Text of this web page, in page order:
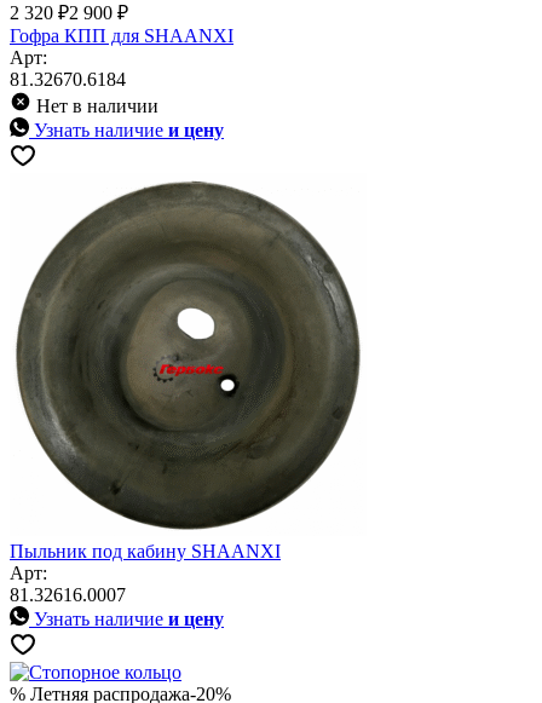
2 320 ₽2 900 ₽
Гофра КПП для SHAANXI
Арт:
81.32670.6184
Нет в наличии
Узнать наличие и цену
Пыльник под кабину SHAANXI
Арт:
81.32616.0007
Узнать наличие и цену
% Летняя распродажа-20%